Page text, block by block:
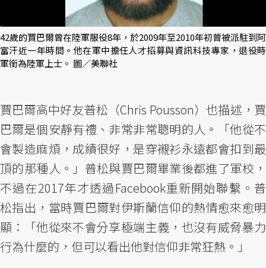
42歲的賈巴爾曾在陸軍服役8年，於2009年至2010年初曾被派駐到阿
富汗近一年時間。他在軍中擔任人才招募與資訊科技專家，退役時
軍銜為陸軍上士。 圖／美聯社
賈巴爾高中好友普松（Chris Pousson）也描述，賈
巴爾是個安靜有禮、非常非常聰明的人。「他從不
會製造麻煩，成績很好，是穿襯衫永遠都會扣到最
頂的那種人。」普松與賈巴爾畢業後都進了軍校，
不過在2017年才透過Facebook重新開始聯繫。普
松指出，當時賈巴爾對伊斯蘭信仰的熱情愈來愈明
顯：「他從來不會分享極端主義，也沒有威脅暴力
行為什麼的，但可以看出他對信仰非常狂熱。」